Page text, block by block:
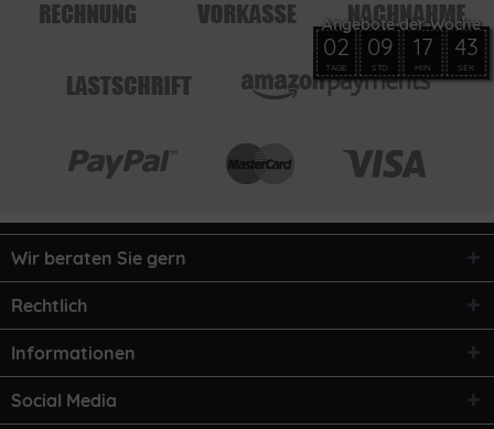
Wir beraten Sie gern
Rechtlich
Informationen
Social Media
02
TAGE
09
STD
17
MIN
43
SEK